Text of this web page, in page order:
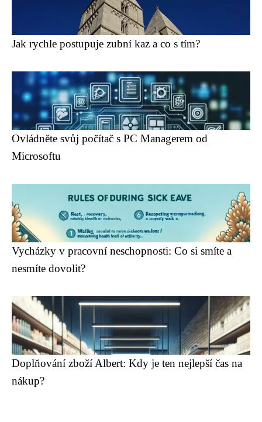
Jak rychle postupuje zubní kaz a co s tím?
Ovládněte svůj počítač s PC Managerem od
Microsoftu
Vycházky v pracovní neschopnosti: Co si smíte a
nesmíte dovolit?
Doplňování zboží Albert: Kdy je ten nejlepší čas na
nákup?